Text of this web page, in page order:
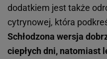
dodatkiem jest także
cytrynowej, która
Schłodzona wersja
ciepłych dni, natomiast